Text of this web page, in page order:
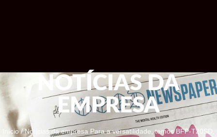
NOTÍCIAS DA
EMPRESA
Início/Notícias da empresa Para a versatilidade, temos BFP-T20SD,